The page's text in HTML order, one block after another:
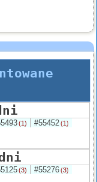
(1) #55452(1)
(3) #55276(3)